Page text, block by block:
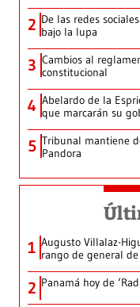
2 De las redes
bajo la lupa
3 Cambios al
constitucional
4 Abelardo de la
que marcarán su
5 Tribunal mantiene
Pandora
1 Augusto Villalaz-
rango de general
2 Panamá hoy de